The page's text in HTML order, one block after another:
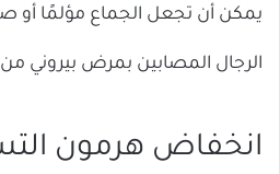
يمكن أن تجعل الجماع مؤلمًا أو
الرجال المصابين بمرض بيروني
انخفاض هرمون